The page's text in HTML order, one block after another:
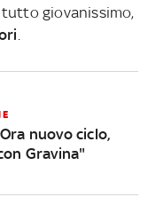
giovanissimo,
nuovo ciclo,
Gravina"